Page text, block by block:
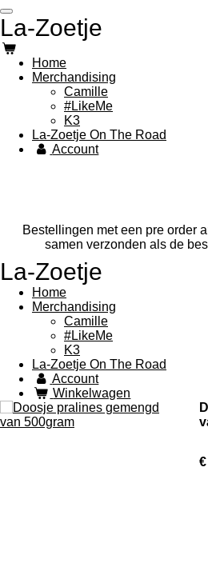
Ga
direct
naar
de
hoofdinhoud
La-Zoetje
Home
Merchandising
Camille
#LikeMe
K3
La-Zoetje On The Road
Account
Bestellingen met een pre order
samen verzonden als de
La-Zoetje
Home
Merchandising
Camille
#LikeMe
K3
La-Zoetje On The Road
Account
Winkelwagen